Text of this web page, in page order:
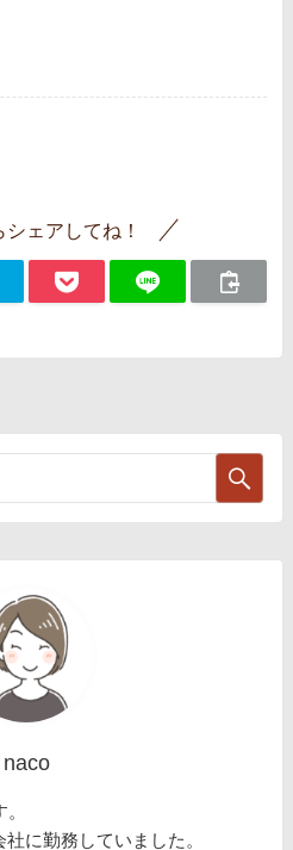
ェアしてね！
naco
に勤務していました。